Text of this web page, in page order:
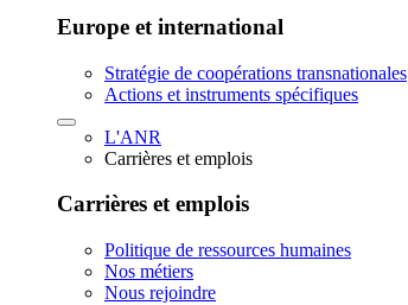
Europe et international
Stratégie de coopérations transnationales
Actions et instruments spécifiques
L'ANR
Carrières et emplois
Carrières et emplois
Politique de ressources humaines
Nos métiers
Nous rejoindre